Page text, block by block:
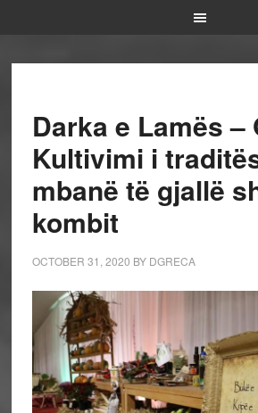
Darka e Lamës –
Kultivimi i
mbanë të gjallë
kombit
OCTOBER 31, 2020 BY DGRECA